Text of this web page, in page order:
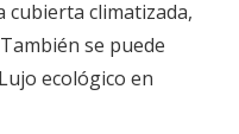
cubierta climatizada,
se puede
ecológico en